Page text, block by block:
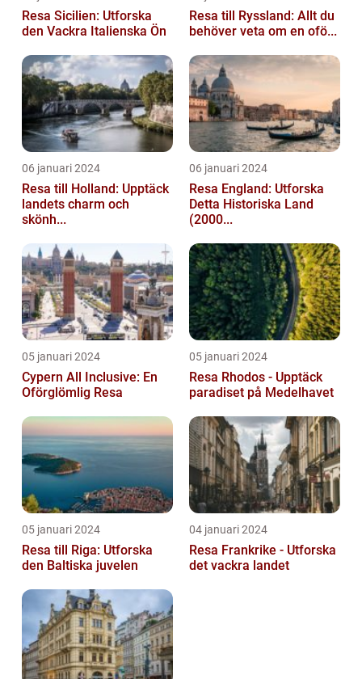
Resa Sicilien: Utforska
den Vackra Italienska Ön
Resa till Ryssland: Allt du
behöver veta om en ofö...
06 januari 2024
Resa till Holland: Upptäck
landets charm och
skönh...
06 januari 2024
Resa England: Utforska
Detta Historiska Land
(2000...
05 januari 2024
Cypern All Inclusive: En
Oförglömlig Resa
05 januari 2024
Resa Rhodos - Upptäck
paradiset på Medelhavet
05 januari 2024
Resa till Riga: Utforska
den Baltiska juvelen
04 januari 2024
Resa Frankrike - Utforska
det vackra landet